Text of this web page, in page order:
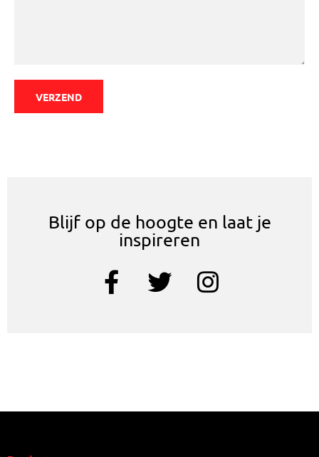
VERZEND
Blijf op de hoogte en laat je
inspireren